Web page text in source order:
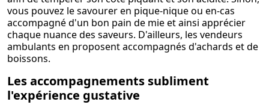
vous pouvez le savourer en pique-nique ou en-cas
accompagné d'un bon pain de mie et ainsi apprécier
chaque nuance des saveurs. D'ailleurs, les vendeurs
ambulants en proposent accompagnés d'achards et de
boissons.
Les accompagnements subliment
l'expérience gustative